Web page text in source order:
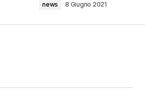
news 8 Giugno 2021